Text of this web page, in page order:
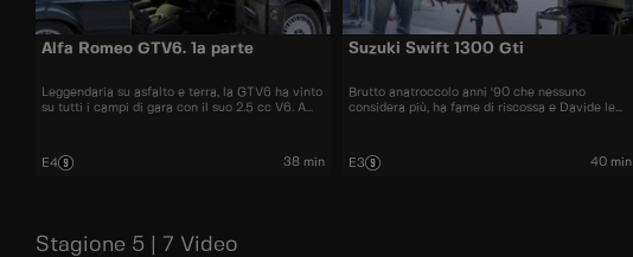
Alfa Romeo GTV6. 1a parte
Leggendaria su asfalto e terra, la GTV6 ha vinto
su tutti i campi di gara con il suo 2.5 cc V6. A
E4 38 min
Suzuki Swift 1300 Gti
Brutto anatroccolo anni '90 che nessuno
considera più, ha fame di riscossa e Davide le
E3 40 min
Stagione 5 | 7 Video